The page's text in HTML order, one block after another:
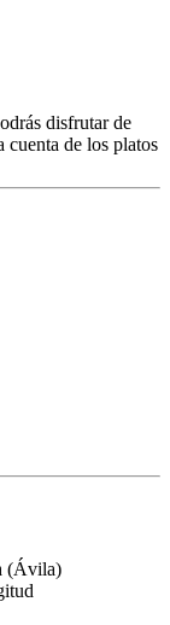
disfrutar de
cuenta de los platos
(Ávila)